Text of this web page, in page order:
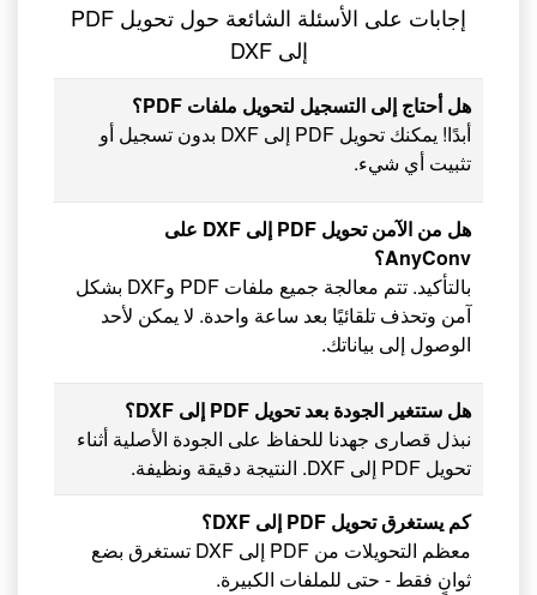
إجابات على الأسئلة الشائعة حول تحويل PDF
إلى DXF
هل أحتاج إلى التسجيل لتحويل ملفات PDF؟
أبدًا! يمكنك تحويل PDF إلى DXF بدون تسجيل أو
تثبيت أي شيء.
هل من الآمن تحويل PDF إلى DXF على
AnyConv؟
بالتأكيد. تتم معالجة جميع ملفات PDF وDXF بشكل
آمن وتحذف تلقائيًا بعد ساعة واحدة. لا يمكن لأحد
الوصول إلى بياناتك.
هل ستتغير الجودة بعد تحويل PDF إلى DXF؟
نبذل قصارى جهدنا للحفاظ على الجودة الأصلية أثناء
تحويل PDF إلى DXF. النتيجة دقيقة ونظيفة.
كم يستغرق تحويل PDF إلى DXF؟
معظم التحويلات من PDF إلى DXF تستغرق بضع
ثوانٍ فقط - حتى للملفات الكبيرة.